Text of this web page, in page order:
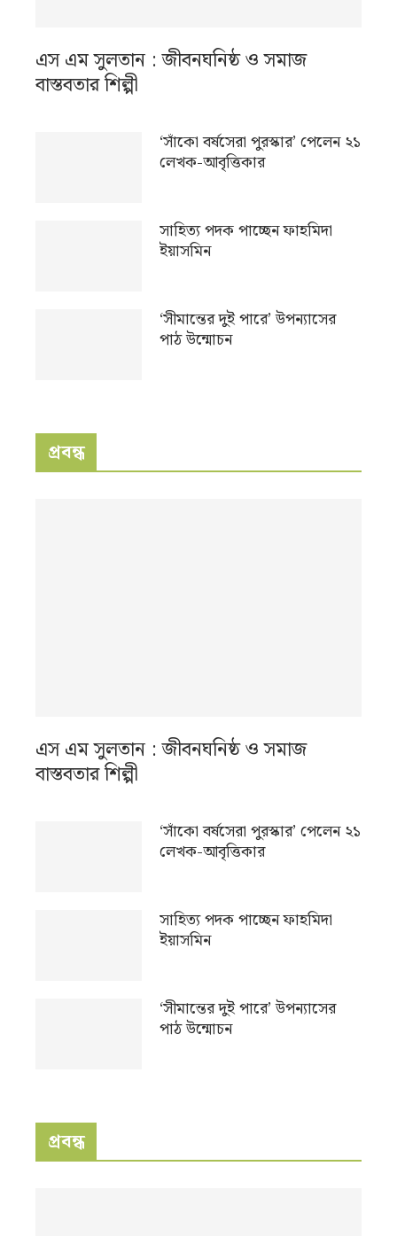
এস এম সুলতান : জীবনঘনিষ্ঠ ও সমাজ
বাস্তবতার শিল্পী
‘সাঁকো বর্ষসেরা পুরস্কার’ পেলেন ২১
লেখক-আবৃত্তিকার
সাহিত্য পদক পাচ্ছেন ফাহমিদা
ইয়াসমিন
‘সীমান্তের দুই পারে’ উপন্যাসের
পাঠ উন্মোচন
প্রবন্ধ
এস এম সুলতান : জীবনঘনিষ্ঠ ও সমাজ
বাস্তবতার শিল্পী
‘সাঁকো বর্ষসেরা পুরস্কার’ পেলেন ২১
লেখক-আবৃত্তিকার
সাহিত্য পদক পাচ্ছেন ফাহমিদা
ইয়াসমিন
‘সীমান্তের দুই পারে’ উপন্যাসের
পাঠ উন্মোচন
প্রবন্ধ